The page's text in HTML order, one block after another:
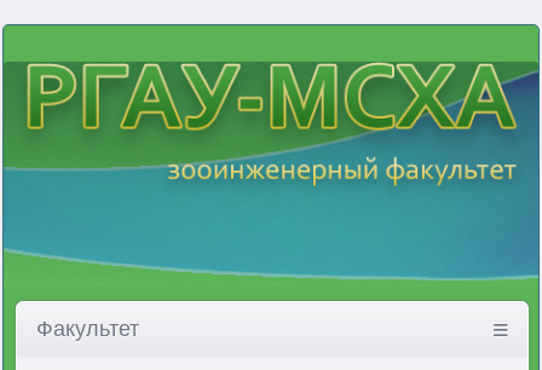
Факультет